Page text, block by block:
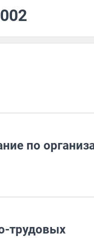
по
трудовых